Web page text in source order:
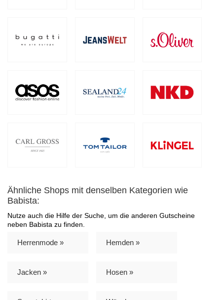
Ähnliche Shops mit denselben Kategorien wie
Babista:
Nutze auch die Hilfe der Suche, um die anderen Gutscheine
neben Babista zu finden.
Herrenmode » Hemden »
Jacken » Hosen »